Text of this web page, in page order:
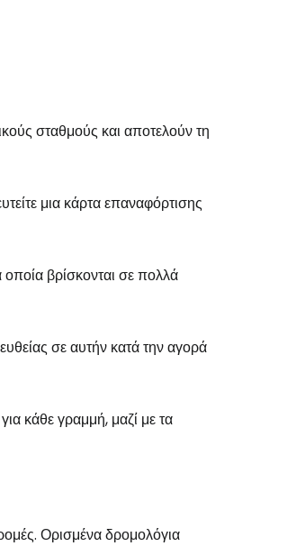
σταθμούς και αποτελούν τη
μια κάρτα επαναφόρτισης
βρίσκονται σε πολλά
σε αυτήν κατά την αγορά
κάθε γραμμή, μαζί με τα
Ορισμένα δρομολόγια